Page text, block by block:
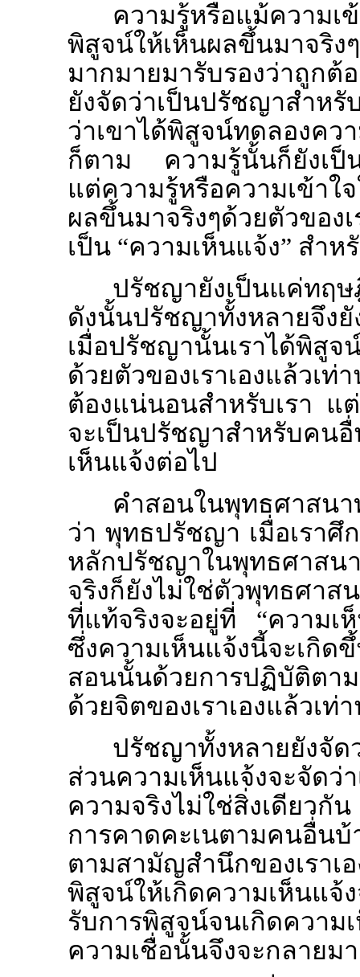
ความรู้หรือแม้ความ
พิสูจน์ให้เห็นผลขึ้นมาจริ
มากมายมารับรองว่าถูก
ยังจัดว่าเป็นปรัชญาสำหรั
ว่าเขาได้พิสูจน์ทดลองคว
ก็ตาม ความรู้นั้นก็ยังเป็น
แต่ความรู้หรือความเข้า
ผลขึ้นมาจริงๆด้วยตัวของ
เป็น “ความเห็นแจ้ง” สำห
ปรัชญายังเป็นแค่ทฤ
ดังนั้นปรัชญาทั้งหลายจึง
เมื่อปรัชญานั้นเราได้พิสูจ
ด้วยตัวของเราเองแล้ว
ต้องแน่นอนสำหรับเรา แ
จะเป็นปรัชญาสำหรับคน
เห็นแจ้งต่อไป
คำสอนในพุทธศาสน
ว่า พุทธปรัชญา เมื่อเราศึ
หลักปรัชญาในพุทธศาส
จริงก็ยังไม่ใช่ตัวพุทธศา
ที่แท้จริงจะอยู่ที่ “ความเ
ซึ่งความเห็นแจ้งนี้จะเกิด
สอนนั้นด้วยการปฏิบัติต
ด้วยจิตของเราเองแล้วเท่
ปรัชญาทั้งหลายยังจั
ส่วนความเห็นแจ้งจะจัดว่
ความจริงไม่ใช่สิ่งเดียวกั
การคาดคะเนตามคนอื่น
ตามสามัญสำนึกของเรา
พิสูจน์ให้เกิดความเห็นแ
รับการพิสูจน์จนเกิดความ
ความเชื่อนั้นจึงจะกลายม